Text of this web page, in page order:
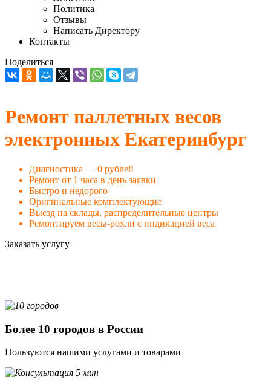
Политика
Отзывы
Написать Директору
Контакты
Поделиться
Ремонт паллетных весов
электронных Екатеринбург
Диагностика — 0 рублей
Ремонт от 1 часа в день заявки
Быстро и недорого
Оригинальные комплектующие
Выезд на склады, распределительные центры
Ремонтируем весы-рохли с индикацией веса
Заказать услугу
Более 10 городов в России
Пользуются нашими услугами и товарами